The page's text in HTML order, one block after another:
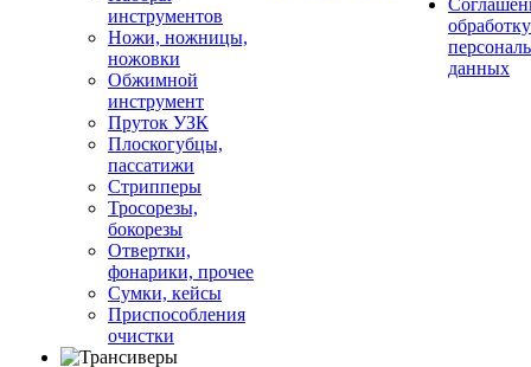
инструментов
Ножи, ножницы,
ножовки
Обжимной
инструмент
Пруток УЗК
Плоскогубцы,
пассатижи
Стрипперы
Тросорезы,
бокорезы
Отвертки,
фонарики, прочее
Сумки, кейсы
Приспособления
очистки
обработку
данных